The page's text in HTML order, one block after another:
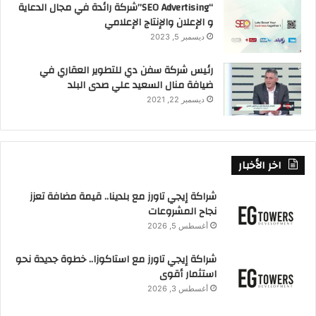
في انخفاض قيمة “الجنية المصري” بسبب زيادة الواردات وقلة
الصادرات.
دولار في السنة.
لذلك تحاول الحكومة في الفترة القادمة تعزيز قيمة الجنية المصري.
الحكومة على تدعيم الصناعة.
F
a
e
b
M
a
o
d
E
m
ai
S
h
ar
e
“SEO Advertising”شركة رائدة في مجال الدعاية
و الإعلان والإنتاج الإعلامي
ديسمبر 5, 2023
رئيس شركة سفن دي للتطوير العقاري في
ضيافة منال السعيد علي صدى البلد
ديسمبر 22, 2021
اخر الأخبار
شراكة إيجي تاورز مع بلدينا.. قيمة مضافة تعزز
نجاح المشروعات
أغسطس 5, 2026
شراكة إيجي تاورز مع استاكوزا.. خطوة جديدة نحو
استثمار أقوى
أغسطس 3, 2026